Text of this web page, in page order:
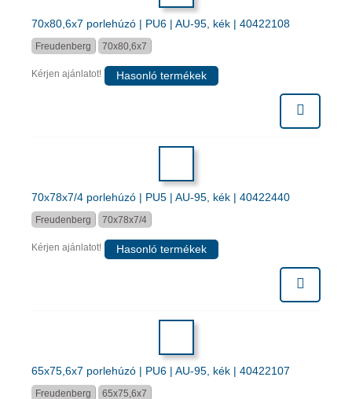
70x80,6x7 porlehúzó | PU6 | AU-95, kék | 40422108
Freudenberg 70x80,6x7
Kérjen ajánlatot! Hasonló termékek
70x78x7/4 porlehúzó | PU5 | AU-95, kék | 40422440
Freudenberg 70x78x7/4
Kérjen ajánlatot! Hasonló termékek
65x75,6x7 porlehúzó | PU6 | AU-95, kék | 40422107
Freudenberg 65x75,6x7